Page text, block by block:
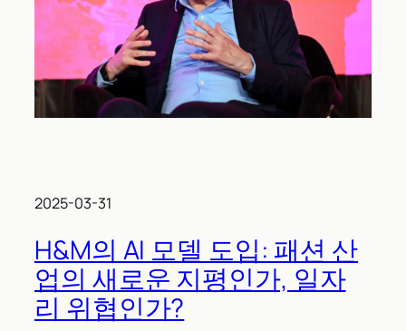
2025-03-31
H&M의 AI 모델 도입: 패션 산
업의 새로운 지평인가, 일자
리 위협인가?